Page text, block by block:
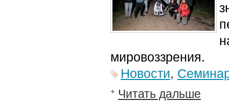
мировоззрения.
Новости,
Читать дальше